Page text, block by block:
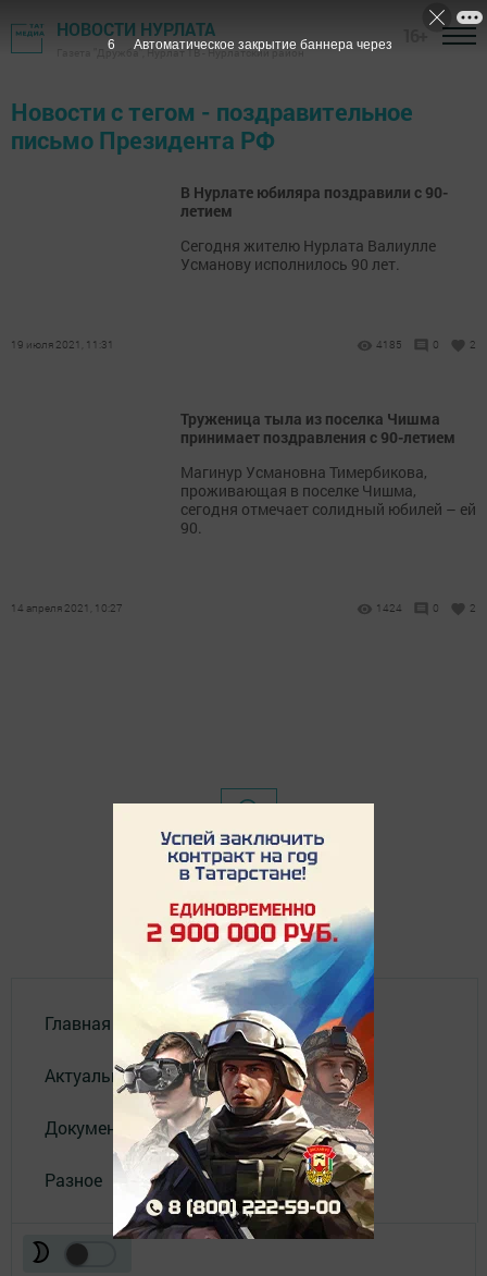
НОВОСТИ НУРЛАТА
Газета "Дружба", Нурлат ТВ - Нурлатский район
Новости с тегом - поздравительное
письмо Президента РФ
В Нурлате юбиляра поздравили с 90-
летием
​​​​​​​Сегодня жителю Нурлата Валиулле
Усманову исполнилось 90 лет.
19 июля 2021, 11:31 4185 0 2
Труженица тыла из поселка Чишма
принимает поздравления с 90-летием
​​​​​​​Магинур Усмановна Тимербикова,
проживающая в поселке Чишма,
сегодня отмечает солидный юбилей – ей
90.
14 апреля 2021, 10:27 1424 0 2
Главная
Актуальное видео
Документы
Разное
6 Автоматическое закрытие баннера через